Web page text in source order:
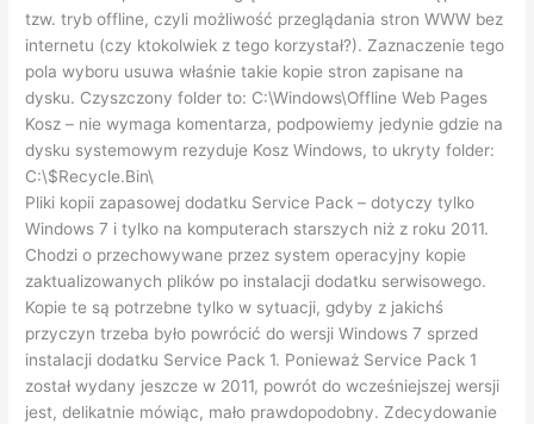
tzw. tryb offline, czyli możliwość przeglądania stron WWW bez
internetu (czy ktokolwiek z tego korzystał?). Zaznaczenie tego
pola wyboru usuwa właśnie takie kopie stron zapisane na
dysku. Czyszczony folder to: C:\Windows\Offline Web Pages
Kosz – nie wymaga komentarza, podpowiemy jedynie gdzie na
dysku systemowym rezyduje Kosz Windows, to ukryty folder:
C:\$Recycle.Bin\
Pliki kopii zapasowej dodatku Service Pack – dotyczy tylko
Windows 7 i tylko na komputerach starszych niż z roku 2011.
Chodzi o przechowywane przez system operacyjny kopie
zaktualizowanych plików po instalacji dodatku serwisowego.
Kopie te są potrzebne tylko w sytuacji, gdyby z jakichś
przyczyn trzeba było powrócić do wersji Windows 7 sprzed
instalacji dodatku Service Pack 1. Ponieważ Service Pack 1
został wydany jeszcze w 2011, powrót do wcześniejszej wersji
jest, delikatnie mówiąc, mało prawdopodobny. Zdecydowanie